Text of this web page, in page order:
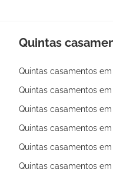
Quintas
Quintas casamentos
Quintas casamentos
Quintas casamentos
Quintas casamentos
Quintas casamentos
Quintas casamentos em